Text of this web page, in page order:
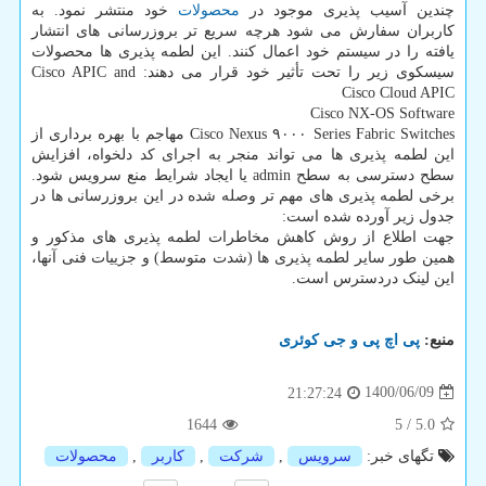
چندین ‫آسیب پذیری موجود در
محصولات خود منتشر نمود. به
کاربران سفارش می شود هرچه سریع تر بروزرسانی های انتشار
یافته را در سیستم خود اعمال کنند. این لطمه پذیری ها محصولات
سیسکوی زیر را تحت تأثیر خود قرار می دهند: Cisco APIC and
Cisco Cloud APIC
Cisco NX-OS Software
Cisco Nexus ۹۰۰۰ Series Fabric Switches مهاجم با بهره برداری از
این لطمه پذیری ها می تواند منجر به اجرای کد دلخواه، افزایش
سطح دسترسی به سطح admin یا ایجاد شرایط منع سرویس شود.
برخی لطمه پذیری های مهم تر وصله شده در این بروزرسانی ها در
جدول زیر آورده شده است:
جهت اطلاع از روش کاهش مخاطرات لطمه پذیری های مذکور و
همین طور سایر لطمه پذیری ها (شدت متوسط) و جزییات فنی آنها،
این لینک دردسترس است.
منبع: پی اچ پی و جی كوئری
1400/06/09
21:27:24
5.0
/
5
1644
تگهای خبر:
سرویس , شركت , كاربر , محصولات